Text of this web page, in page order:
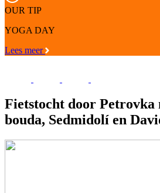
OUR TIP
YOGA DAY
Lees meer
Fietstocht door Petrovka
bouda, Sedmidolí en